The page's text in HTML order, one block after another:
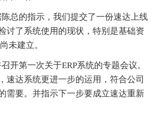
的指示，我们提交了一份速达上线
讨了系统使用的现状，特别是基础资
未建立。
第一次关于ERP系统的专题会议。
速达系统更进一步的运用，符合公司
需要。并指示下一步要成立速达重新